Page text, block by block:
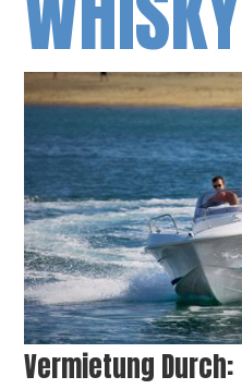
Vermietung Durch: